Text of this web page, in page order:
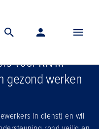
voor RIVM-
gezond werken
in dienst) en wil